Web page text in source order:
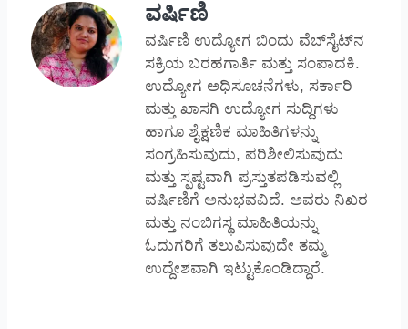
ವರ್ಷಿಣಿ
ವರ್ಷಿಣಿ ಉದ್ಯೋಗ ಬಿಂದು ವೆಬ್‌ಸೈಟ್‌ನ
ಸಕ್ರಿಯ ಬರಹಗಾರ್ತಿ ಮತ್ತು ಸಂಪಾದಕಿ.
ಉದ್ಯೋಗ ಅಧಿಸೂಚನೆಗಳು, ಸರ್ಕಾರಿ
ಮತ್ತು ಖಾಸಗಿ ಉದ್ಯೋಗ ಸುದ್ದಿಗಳು
ಹಾಗೂ ಶೈಕ್ಷಣಿಕ ಮಾಹಿತಿಗಳನ್ನು
ಸಂಗ್ರಹಿಸುವುದು, ಪರಿಶೀಲಿಸುವುದು
ಮತ್ತು ಸ್ಪಷ್ಟವಾಗಿ ಪ್ರಸ್ತುತಪಡಿಸುವಲ್ಲಿ
ವರ್ಷಿಣಿಗೆ ಅನುಭವವಿದೆ. ಅವರು ನಿಖರ
ಮತ್ತು ನಂಬಿಗಸ್ಥ ಮಾಹಿತಿಯನ್ನು
ಓದುಗರಿಗೆ ತಲುಪಿಸುವುದೇ ತಮ್ಮ
ಉದ್ದೇಶವಾಗಿ ಇಟ್ಟುಕೊಂಡಿದ್ದಾರೆ.